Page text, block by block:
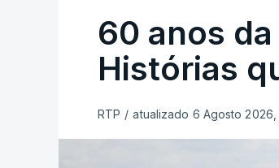
60 anos
Histórias
RTP / atualizado 6 Agosto 2026,